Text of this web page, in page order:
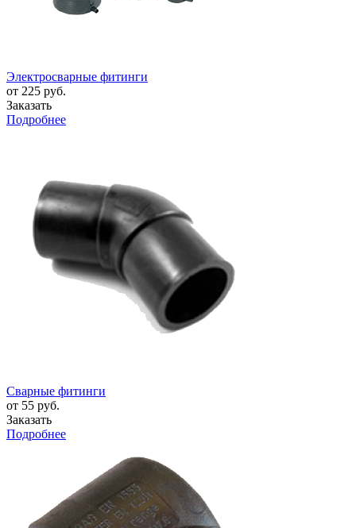
Электросварные фитинги
от 225 руб.
Заказать
Подробнее
Сварные фитинги
от 55 руб.
Заказать
Подробнее